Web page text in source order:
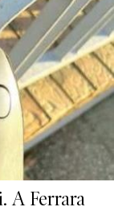
A Ferrara